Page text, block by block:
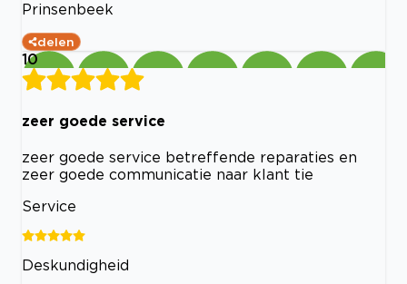
Prinsenbeek
delen
10
zeer goede service
zeer goede service betreffende reparaties en
zeer goede communicatie naar klant tie
Service
Deskundigheid